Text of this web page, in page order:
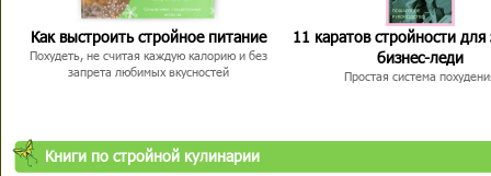
Как выстроить стройное питание
Похудеть, не считая каждую калорию и без
запрета любимых вкусностей
11 каратов стройности для
бизнес-леди
Простая система
Книги по стройной кулинарии